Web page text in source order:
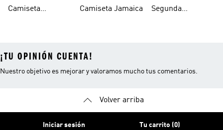
Camiseta
Camiseta Jamaica
Española
Segunda
¡TU OPINIÓN CUENTA!
Nuestro objetivo es mejorar y valoramos mucho tus comentarios.
Volver arriba
Iniciar sesión Tu carrito (0)